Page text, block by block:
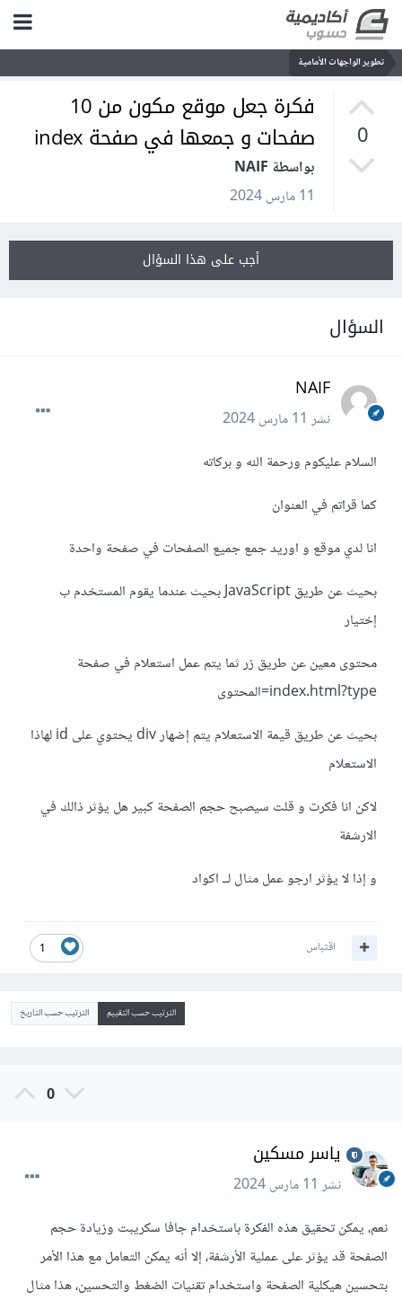
تطوير الواجهات الأمامية
0
فكرة جعل موقع مكون من 10
صفحات و جمعها في صفحة index
بواسطة NAIF
11 مارس 2024
أجب على هذا السؤال
السؤال
NAIF
نشر11 مارس 2024
السلام عليكوم ورحمة الله و بركاته
كما قراتم في العنوان
انا لدي موقع و اوريد جمع جميع الصفحات في صفحة واحدة
بحيث عن طريق JavaScript بحيث عندما يقوم المستخدم ب
إختيار
محتوى معين عن طريق زر ثما يتم عمل استعلام في صفحة
index.html?type=المحتوى
بحيث عن طريق قيمة الاستعلام يتم إضهار div يحتوي على id لهاذا
الاستعلام
لاكن انا فكرت و قلت سيصبح حجم الصفحة كبير هل يؤثر ذالك في
الارشفة
و إذا لا يؤثر ارجو عمل مثال لــ اكواد
1 اقتباس
الترتيب حسب التقييم الترتيب حسب التاريخ
0
ياسر مسكين
نشر11 مارس 2024
نعم، يمكن تحقيق هذه الفكرة باستخدام جافا سكريبت وزيادة حجم
الصفحة قد يؤثر على عملية الأرشفة، إلا أنه يمكن التعامل مع هذا الأمر
بتحسين هيكلية الصفحة واستخدام تقنيات الضغط والتحسين، هذا مثال